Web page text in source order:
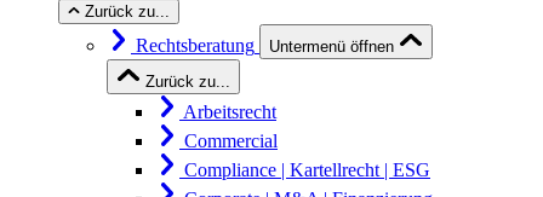
Zurück zu...
Rechtsberatung
Untermenü öffnen
Zurück zu...
Arbeitsrecht
Commercial
Compliance | Kartellrecht | ESG